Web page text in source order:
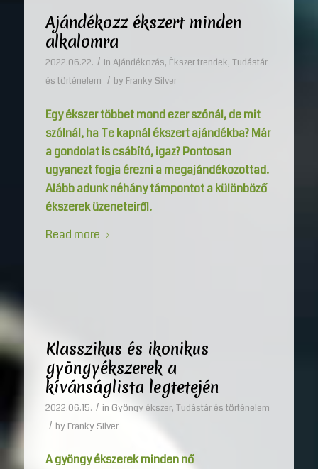
Ajándékozz ékszert minden
alkalomra
2022.06.22. / in Ajándékozás, Ékszer trendek, Tudástár
és történelem / by Franky Silver
Egy ékszer többet mond ezer szónál, de mit
szólnál, ha Te kapnál ékszert ajándékba? Már
a gondolat is csábító, igaz? Pontosan
ugyanezt fogja érezni a megajándékozottad.
Alább adunk néhány támpontot a különböző
ékszerek üzeneteiről.
Read more
Klasszikus és ikonikus
gyöngyékszerek a
kívánságlista legtetején
2022.06.15. / in Gyöngy ékszer, Tudástár és történelem
/ byFranky Silver
A gyöngy ékszerek minden nő